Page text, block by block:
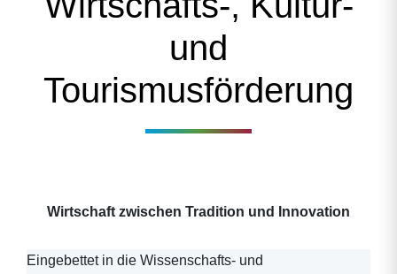
und
Tourismusförderung
Wirtschaft zwischen Tradition und Innovation
Eingebettet in die Wissenschafts- und